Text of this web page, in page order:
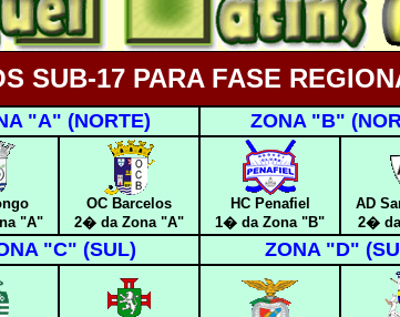
SUB-17 PARA FASE
"A" (NORTE) ZONA "B"
"A"
OC Barcelos
2� da Zona "A"
HC Penafiel
1� da Zona "B"
AD
2�
"C" (SUL) ZONA "D"